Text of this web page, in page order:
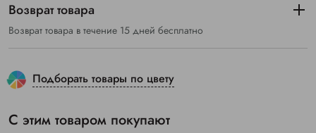
Возврат товара
Возврат товара в течение 15 дней бесплатно
Подборать товары по цвету
С этим товаром покупают